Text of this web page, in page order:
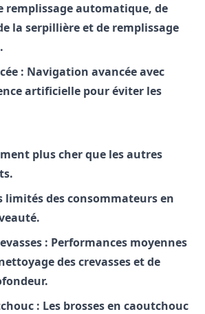
remplissage automatique, de
la serpillière et de remplissage
: Navigation avancée avec
artificielle pour éviter les
plus cher que les autres
limités des consommateurs en
: Performances moyennes
des crevasses et de
: Les brosses en caoutchouc